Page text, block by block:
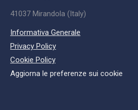
41037 Mirandola (Italy)
Informativa Generale
Privacy Policy
Cookie Policy
Aggiorna le preferenze sui cookie